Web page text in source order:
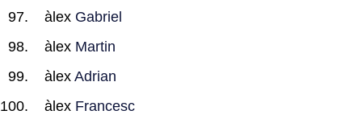
àlex Gabriel
àlex Martin
àlex Adrian
àlex Francesc